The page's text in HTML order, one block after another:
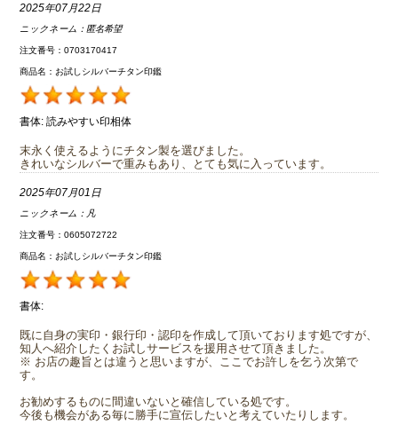
2025年07月22日
ニックネーム： 匿名希望
注文番号：0703170417
商品名：お試しシルバーチタン印鑑
書体: 読みやすい印相体
末永く使えるようにチタン製を選びました。
きれいなシルバーで重みもあり、とても気に入っています。
2025年07月01日
ニックネーム： 凡
注文番号：0605072722
商品名：お試しシルバーチタン印鑑
書体:
既に自身の実印・銀行印・認印を作成して頂いております処ですが、
知人へ紹介したくお試しサービスを援用させて頂きました。
※ お店の趣旨とは違うと思いますが、ここでお許しを乞う次第で
す。
お勧めするものに間違いないと確信している処です。
今後も機会がある毎に勝手に宣伝したいと考えていたりします。